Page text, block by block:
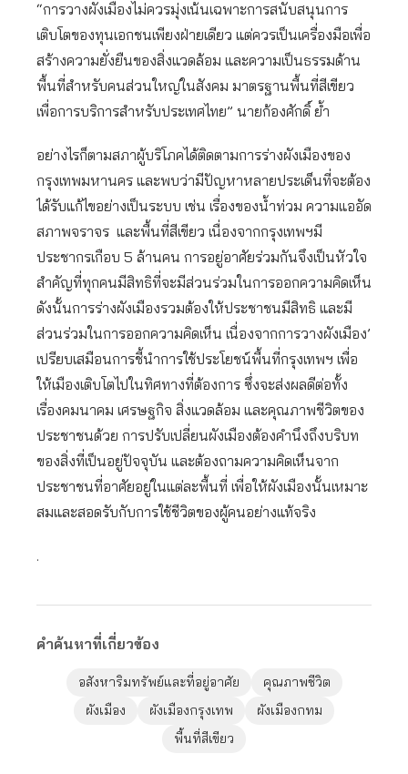
“การวางผังเมืองไม่ควรมุ่งเน้นเฉพาะการสนับสนุนการ
เติบโตของทุนเอกชนเพียงฝ่ายเดียว แต่ควรเป็นเครื่องมือเพื่อ
สร้างความยั่งยืนของสิ่งแวดล้อม และความเป็นธรรมด้าน
พื้นที่สำหรับคนส่วนใหญ่ในสังคม มาตรฐานพื้นที่สีเขียว
เพื่อการบริการสำหรับประเทศไทย” นายก้องศักดิ์ ย้ำ
อย่างไรก็ตามสภาผู้บริโภคได้ติดตามการร่างผังเมืองของ
กรุงเทพมหานคร และพบว่ามีปัญหาหลายประเด็นที่จะต้อง
ได้รับแก้ไขอย่างเป็นระบบ เช่น เรื่องของน้ำท่วม ความแออัด
สภาพจราจร และพื้นที่สีเขียว เนื่องจากกรุงเทพฯมี
ประชากรเกือบ 5 ล้านคน การอยู่อาศัยร่วมกันจึงเป็นหัวใจ
สำคัญที่ทุกคนมีสิทธิที่จะมีส่วนร่วมในการออกความคิดเห็น
ดังนั้นการร่างผังเมืองรวมต้องให้ประชาชนมีสิทธิ และมี
ส่วนร่วมในการออกความคิดเห็น เนื่องจากการวางผังเมือง’
เปรียบเสมือนการชี้นำการใช้ประโยชน์พื้นที่กรุงเทพฯ เพื่อ
ให้เมืองเติบโตไปในทิศทางที่ต้องการ ซึ่งจะส่งผลดีต่อทั้ง
เรื่องคมนาคม เศรษฐกิจ สิ่งแวดล้อม และคุณภาพชีวิตของ
ประชาชนด้วย การปรับเปลี่ยนผังเมืองต้องคำนึงถึงบริบท
ของสิ่งที่เป็นอยู่ปัจจุบัน และต้องถามความคิดเห็นจาก
ประชาชนที่อาศัยอยู่ในแต่ละพื้นที่ เพื่อให้ผังเมืองนั้นเหมาะ
สมและสอดรับกับการใช้ชีวิตของผู้คนอย่างแท้จริง
.
คำค้นหาที่เกี่ยวข้อง
อสังหาริมทรัพย์และที่อยู่อาศัย
คุณภาพชีวิต
ผังเมือง
ผังเมืองกรุงเทพ
ผังเมืองกทม
พื้นที่สีเขียว